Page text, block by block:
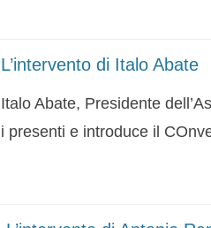
L’intervento di Italo Abate
Italo Abate, Presidente
i presenti e introduce il